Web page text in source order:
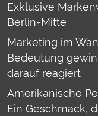
Exklusive
Berlin-Mitte
Marketing im
Bedeutung
darauf reagiert
Amerikanische
Ein Geschmack,